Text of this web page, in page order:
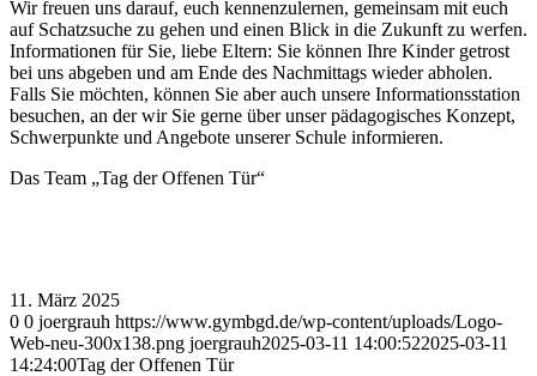
Wir freuen uns darauf, euch kennenzulernen, gemeinsam mit euch
auf Schatzsuche zu gehen und einen Blick in die Zukunft zu werfen.
Informationen für Sie, liebe Eltern: Sie können Ihre Kinder getrost
bei uns abgeben und am Ende des Nachmittags wieder abholen.
Falls Sie möchten, können Sie aber auch unsere Informationsstation
besuchen, an der wir Sie gerne über unser pädagogisches Konzept,
Schwerpunkte und Angebote unserer Schule informieren.
Das Team „Tag der Offenen Tür“
11. März 2025
0 0 joergrauh https://www.gymbgd.de/wp-content/uploads/Logo-
Web-neu-300x138.png joergrauh2025-03-11 14:00:522025-03-11
14:24:00Tag der Offenen Tür